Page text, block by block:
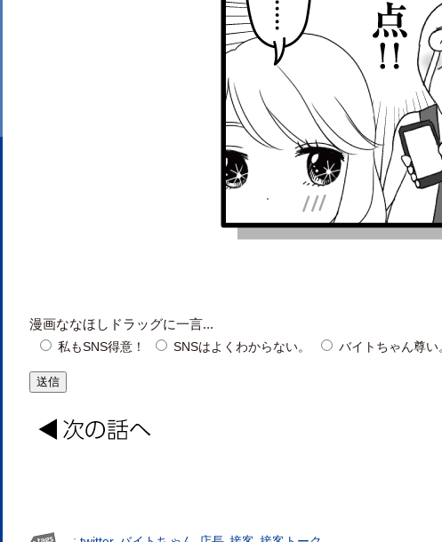
漫画ななほしドラッグに一言...
私もSNS得意！ SNSはよくわからない。 バイトちゃん尊い